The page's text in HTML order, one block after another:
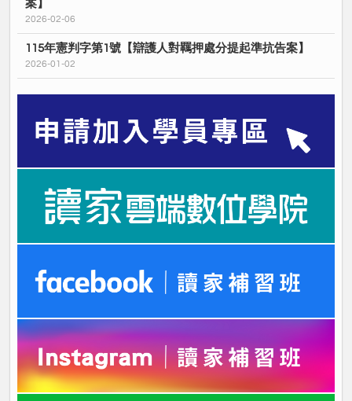
案】
2026-02-06
115年憲判字第1號【辯護人對羈押處分提起準抗告案】
2026-01-02